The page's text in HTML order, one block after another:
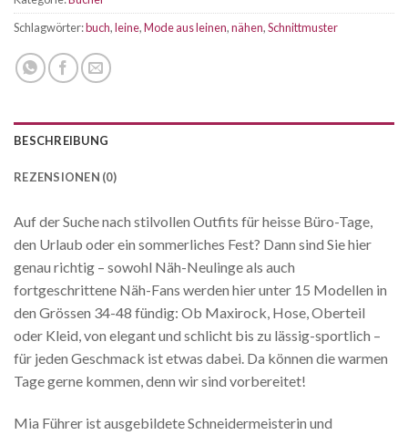
Schlagwörter:buch,leine,Mode aus leinen,nähen,Schnittmuster
BESCHREIBUNG
REZENSIONEN (0)
Auf der Suche nach stilvollen Outfits für heisse Büro-Tage,
den Urlaub oder ein sommerliches Fest? Dann sind Sie hier
genau richtig – sowohl Näh-Neulinge als auch
fortgeschrittene Näh-Fans werden hier unter 15 Modellen in
den Grössen 34-48 fündig: Ob Maxirock, Hose, Oberteil
oder Kleid, von elegant und schlicht bis zu lässig-sportlich –
für jeden Geschmack ist etwas dabei. Da können die warmen
Tage gerne kommen, denn wir sind vorbereitet!
Mia Führer ist ausgebildete Schneidermeisterin und